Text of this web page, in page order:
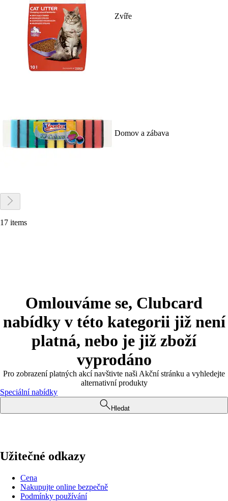
Zvíře
Domov a zábava
17 items
Omlouváme se, Clubcard
nabídky v této kategorii již není
platná, nebo je již zboží
vyprodáno
Pro zobrazení platných akcí navštivte naši Akční stránku a vyhledejte
alternativní produkty
Speciální nabídky
Hledat
Užitečné odkazy
Cena
Nakupujte online bezpečně
Podmínky používání